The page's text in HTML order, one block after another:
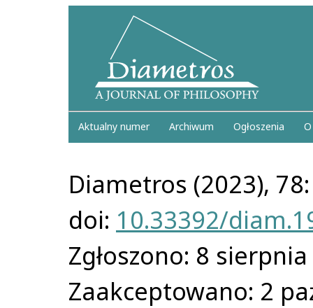
Aktualny numer Archiwum Ogłoszenia
Diametros (2023),
doi: 10.33392/
Zgłoszono: 8
Zaakceptowano: 2